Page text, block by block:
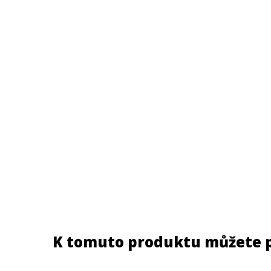
K tomuto produktu můžete